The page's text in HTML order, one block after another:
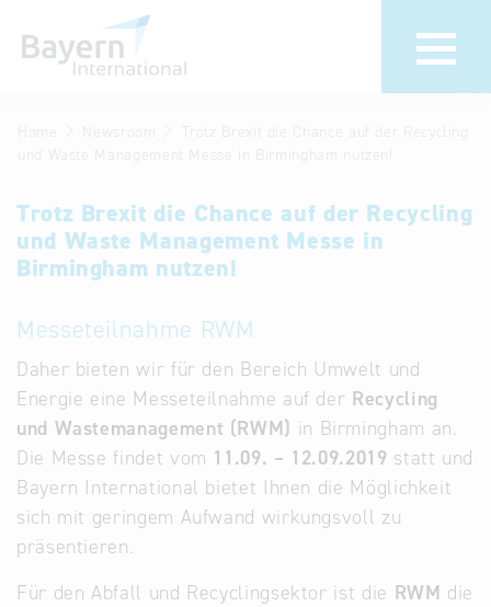
Wir über uns
Partner &
Wirtschaftsrepräsentanzen
Kontakt
Anfahrt
Treffen Sie uns am
Infostand
Termine &
30 Jahre
Bayern
Newsletter
Home Newsroom
Trotz Brexit die Chance auf der Recycling
und Waste Management Messe in Birmingham nutzen!
Trotz Brexit die Chance auf der Recycling
und Waste Management Messe in
Birmingham nutzen!
Messeteilnahme RWM
Daher bieten wir für den Bereich Umwelt und
Energie eine Messeteilnahme auf der Recycling
und Wastemanagement (RWM) in Birmingham an.
Die Messe findet vom 11.09. – 12.09.2019 statt und
Bayern International bietet Ihnen die Möglichkeit
sich mit geringem Aufwand wirkungsvoll zu
präsentieren.
Für den Abfall und Recyclingsektor ist die RWM die